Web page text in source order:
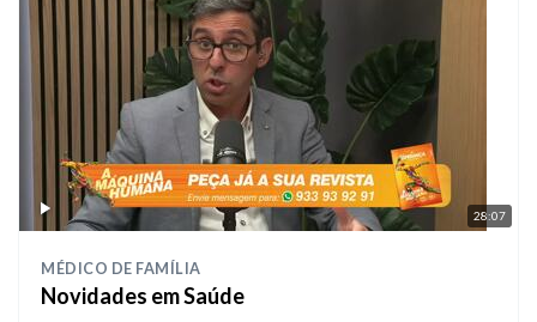
28:07
MÉDICO DE FAMÍLIA
Novidades em Saúde